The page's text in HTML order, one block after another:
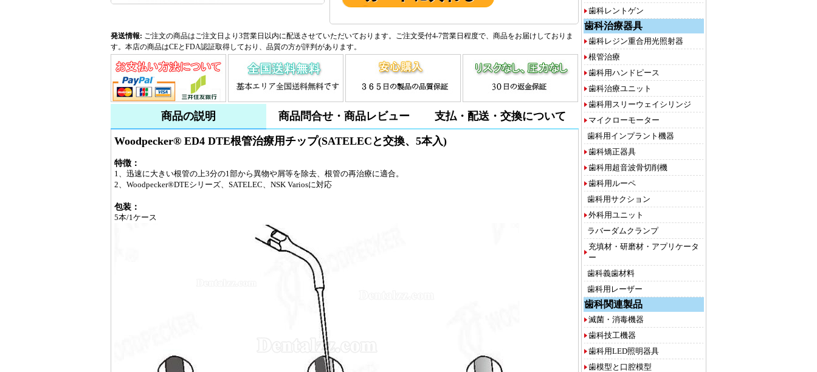
歯科レントゲン
歯科治療器具
歯科レジン重合用光照射器
根管治療
歯科用ハンドピース
歯科治療ユニット
歯科用スリーウェイシリンジ
マイクローモーター
歯科用インプラント機器
歯科矯正器具
歯科用超音波骨切削機
歯科用ルーペ
歯科用サクション
外科用ユニット
ラバーダムクランプ
充填材・研磨材・アプリケータ
ー
歯科義歯材料
歯科用レーザー
歯科関連製品
滅菌・消毒機器
歯科技工機器
歯科用LED照明器具
歯模型と口腔模型
発送情報: ご注文の商品はご注文日より3営業日以内に配送させていただいております。ご注文受付4-7営業日程度で、商品をお届けしておりま
す。本店の商品はCEとFDA認証取得しており、品質の方が評判があります。
商品の説明 商品問合せ・商品レビュー 支払・配送・交換について
Woodpecker® ED4 DTE根管治療用チップ(SATELECと交換、5本入)
特徴：
1、迅速に大きい根管の上3分の1部から異物や屑等を除去、根管の再治療に適合。
2、Woodpecker®DTEシリーズ、SATELEC、NSK Variosに対応
包装：
5本/1ケース